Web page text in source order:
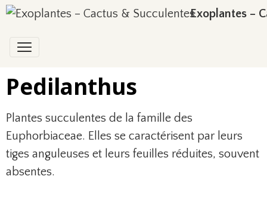
Exoplantes –
Pedilanthus
Plantes succulentes de la famille des
Euphorbiaceae. Elles se caractérisent par leurs
tiges anguleuses et leurs feuilles réduites, souvent
absentes.